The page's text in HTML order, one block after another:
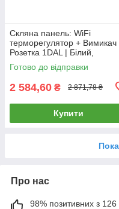
Скляна панель: WiFi
терморегулятор + Вимикач
Розетка 1DAL | Білий,
(G228D-SW2G-TR.WF-
ST.WT)
Готово до відправки
2 584,60 ₴ 2 871,78 ₴
Купити
Про нас
98% позитивних з 126